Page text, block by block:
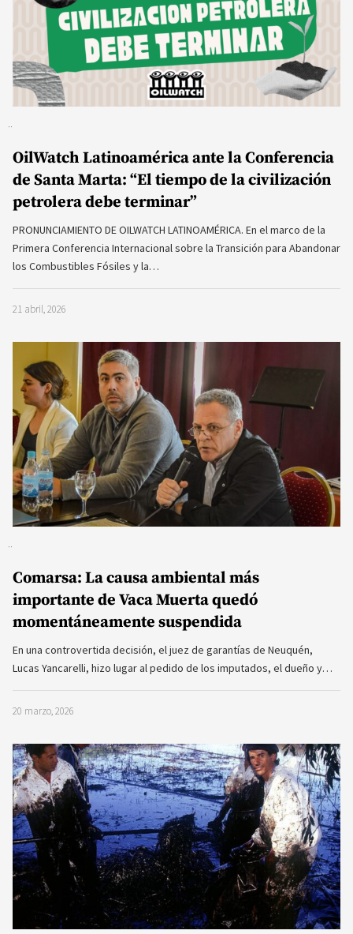
OilWatch Latinoamérica ante la Conferencia
de Santa Marta: “El tiempo de la civilización
petrolera debe terminar”
PRONUNCIAMIENTO DE OILWATCH LATINOAMÉRICA. En el marco de la
Primera Conferencia Internacional sobre la Transición para Abandonar
los Combustibles Fósiles y la…
21 abril, 2026
Comarsa: La causa ambiental más
importante de Vaca Muerta quedó
momentáneamente suspendida
En una controvertida decisión, el juez de garantías de Neuquén,
Lucas Yancarelli, hizo lugar al pedido de los imputados, el dueño y…
20 marzo, 2026